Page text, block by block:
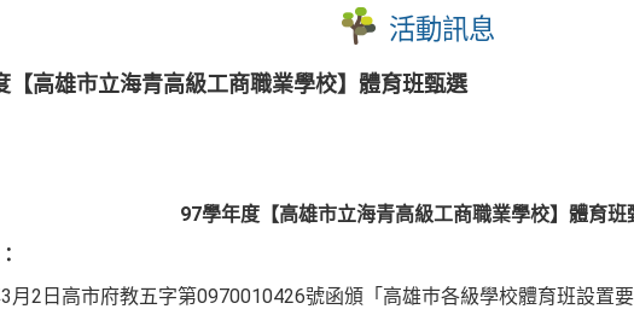
活動訊息
【高雄市立海青高級工商職業學校】體育班甄選
97學年度【高雄市立海青高級工商職業學校】體育班
3月 2 日 高市府教五字第0970010426號函頒「高雄巿各級學校體育班設置